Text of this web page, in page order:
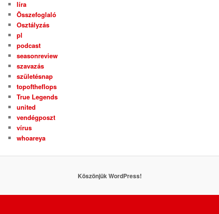
líra
Összefoglaló
Osztályzás
pl
podcast
seasonreview
szavazás
születésnap
topoftheflops
True Legends
united
vendégposzt
vírus
whoareya
Köszönjük WordPress!